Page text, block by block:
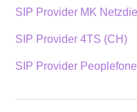
SIP Provider MK
SIP Provider 4TS (CH)
SIP Provider